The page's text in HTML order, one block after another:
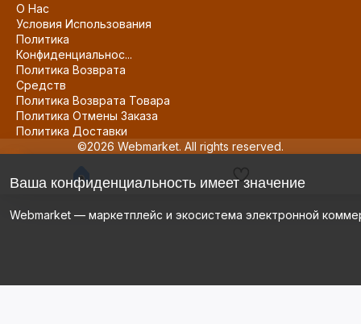
О Нас
Условия Использования
Политика
Конфиденциальнос...
Политика Возврата
Средств
Политика Возврата Товара
Политика Отмены Заказа
Политика Доставки
©2026 Webmarket. All rights reserved.
Ваша конфиденциальность имеет значение
Webmarket — маркетплейс и экосистема электронной